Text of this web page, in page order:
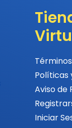
Políticas
Aviso de
Iniciar